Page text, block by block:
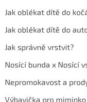
Jak oblékat dítě do
Jak oblékat dítě do
Jak správně vrstvit?
Nosící bunda x Nosící
Nepromokavost a
Výbavička pro miminko